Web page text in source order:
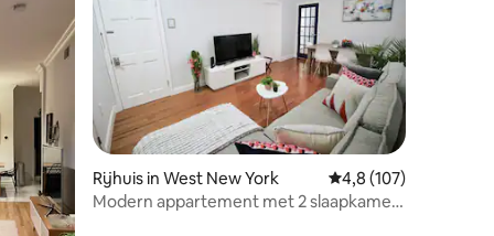
Rijhuis in West New York Gemiddelde
4,8 (107)
Modern appartement met 2 slaapkamers